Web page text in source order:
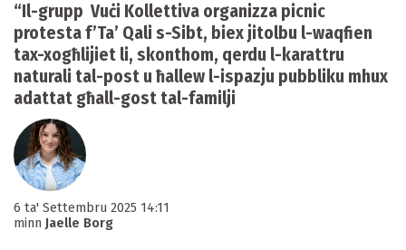
“Il-grupp Vuċi Kollettiva organizza picnic
protesta f’Ta’ Qali s-Sibt, biex jitolbu l-waqfien
tax-xogħlijiet li, skonthom, qerdu l-karattru
naturali tal-post u ħallew l-ispazju pubbliku mhux
adattat għall-gost tal-familji
6 ta' Settembru 2025 14:11
minn Jaelle Borg